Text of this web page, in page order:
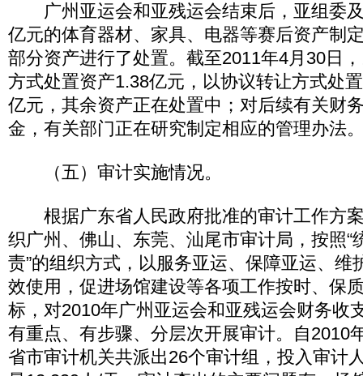
广州亚运会和亚残运会结束后，亚组委
亿元的体育器材、家具、电器等赛后资产制
部分资产进行了处置。截至2011年4月30日
方式处置资产1.38亿元，以协议转让方式处
亿元，其余资产正在处置中；对后续有关财
金，有关部门正在研究制定相应的管理办法
（五）审计实施情况。
根据广东省人民政府批准的审计工作方
织广州、佛山、东莞、汕尾市审计局，按照“
责”的组织方式，以服务亚运、保障亚运、维
效使用，促进场馆建设等各项工作按时、保
标，对2010年广州亚运会和亚残运会财务收
有重点、有步骤、分层次开展审计。自2010
省市审计机关共派出26个审计组，投入审计